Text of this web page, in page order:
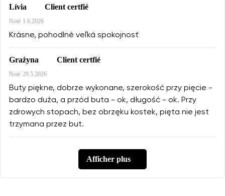
Lívia Client certfié
Noté 1.6.2026
Krásne, pohodlné veľká spokojnosť
Grażyna Client certfié
Noté 29.5.2026
Buty piękne, dobrze wykonane, szerokość przy pięcie -
bardzo duża, a przód buta - ok, długość - ok. Przy
zdrowych stopach, bez obrzęku kostek, pięta nie jest
trzymana przez but.
Afficher plus